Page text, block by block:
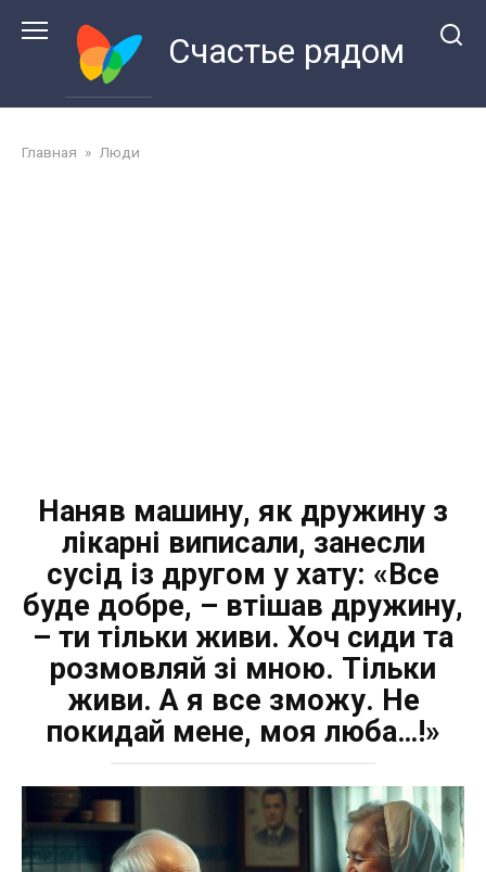
Счастье рядом
Главная » Люди
Наняв машину, як дружину з
лікарні виписали, занесли
сусід із другом у хату: «Все
буде добре, – втішав дружину,
– ти тільки живи. Хоч сиди та
розмовляй зі мною. Тільки
живи. А я все зможу. Не
покидай мене, моя люба…!»